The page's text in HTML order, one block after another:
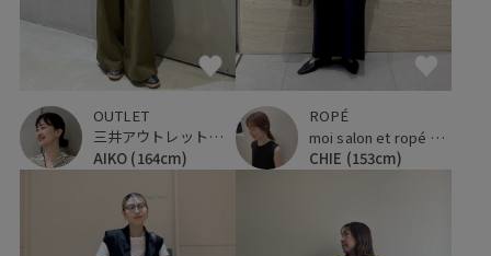
OUTLET
三井アウトレットパーク 横浜ベイサイド
AIKO (164cm)
ROPÉ
moi salon et ropé 大阪高島屋
CHIE (153cm)